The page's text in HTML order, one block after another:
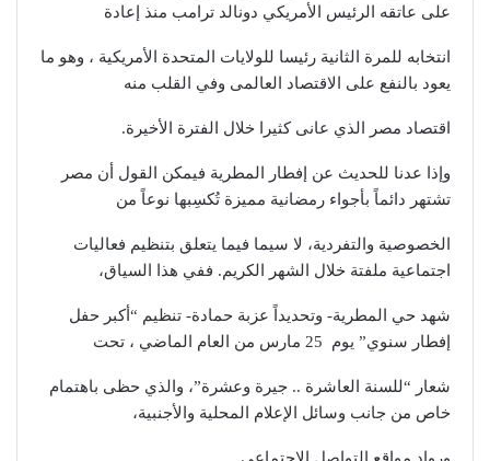
على عاتقه الرئيس الأمريكي دونالد ترامب منذ إعادة
انتخابه للمرة الثانية رئيسا للولايات المتحدة الأمريكية ، وهو ما
يعود بالنفع على الاقتصاد العالمى وفي القلب منه
اقتصاد مصر الذي عانى كثيرا خلال الفترة الأخيرة.
وإذا عدنا للحديث عن إفطار المطرية فيمكن القول أن مصر
تشتهر دائماً بأجواء رمضانية مميزة تُكسِبها نوعاً من
الخصوصية والتفردية، لا سيما فيما يتعلق بتنظيم فعاليات
اجتماعية ملفتة خلال الشهر الكريم. ففي هذا السياق،
شهد حي المطرية- وتحديداً عزبة حمادة- تنظيم “أكبر حفل
إفطار سنوي” يوم 25 مارس من العام الماضي ، تحت
شعار “للسنة العاشرة .. جيرة وعشرة”، والذي حظى باهتمام
خاص من جانب وسائل الإعلام المحلية والأجنبية،